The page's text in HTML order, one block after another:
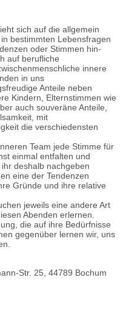
sich auf die allgemein
bestimmten Lebensfragen
oder Stimmen hin-
auf berufliche
innere
in uns
Anteile neben
Kindern, Elternstimmen wie
auch souveräne Anteile,
mit
die verschiedensten
Team jede Stimme für
einmal entfalten und
deshalb nachgeben
eine der Tendenzen
Gründe und ihre relative
jeweils eine andere Art
Abenden erlernen.
die auf ihre Bedürfnisse
gegenüber lernen wir, uns
Str. 25, 44789 Bochum